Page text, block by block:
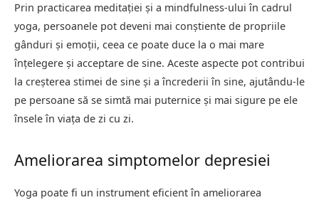
Prin practicarea meditației și a mindfulness-ului în cadrul
yoga, persoanele pot deveni mai conștiente de propriile
gânduri și emoții, ceea ce poate duce la o mai mare
înțelegere și acceptare de sine. Aceste aspecte pot contribui
la creșterea stimei de sine și a încrederii în sine, ajutându-le
pe persoane să se simtă mai puternice și mai sigure pe ele
însele în viața de zi cu zi.
Ameliorarea simptomelor depresiei
Yoga poate fi un instrument eficient în ameliorarea